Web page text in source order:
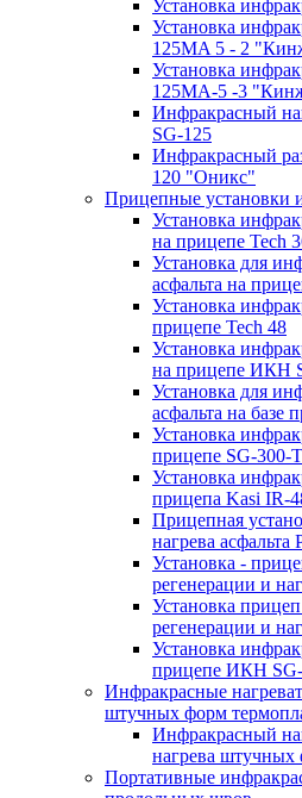
Установка
Установка
125МA 5 - 2
Установка
125МA-5 -3
Инфракрасный
SG-125
Инфракрасный
120 "Оникс"
Прицепные установки
Установка
на прицепе Tech
Установка для
асфальта на
Установка
прицепе Tech 48
Установка
на прицепе ИКН
Установка для
асфальта на базе
Установка
прицепе SG-300-
Установка
прицепа Kasi IR-
Прицепная
нагрева асфальта
Установка -
регенерации и
Установка
регенерации и
Установка
прицепе ИКН
Инфракрасные
штучных форм
Инфракрасный
нагрева штучных
Портативные